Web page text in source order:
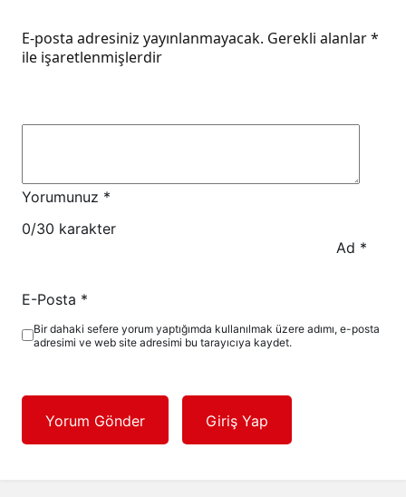
E-posta adresiniz yayınlanmayacak. Gerekli alanlar*
ile işaretlenmişlerdir
Yorumunuz *
0/30 karakter
Ad *
E-Posta *
Bir dahaki sefere yorum yaptığımda kullanılmak üzere adımı, e-posta
adresimi ve web site adresimi bu tarayıcıya kaydet.
Yorum Gönder Giriş Yap